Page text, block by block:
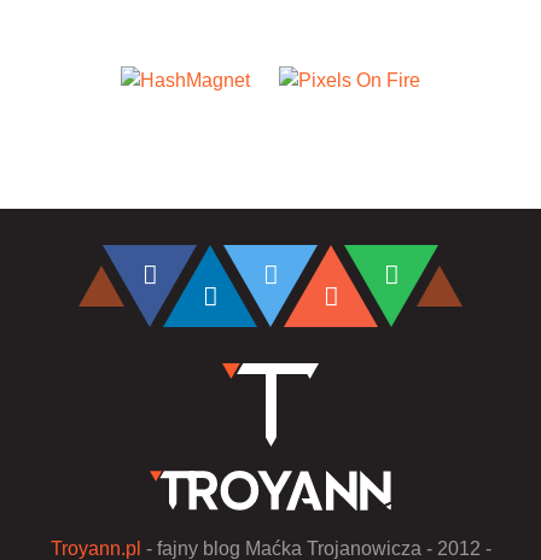
Troyann.pl - fajny blog Maćka Trojanowicza - 2012 -